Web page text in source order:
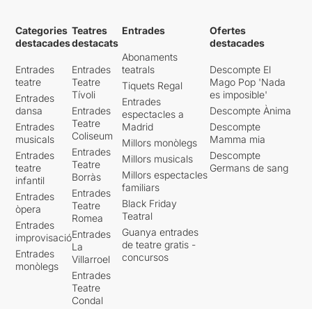
Categories
destacades
Entrades
teatre
Entrades
dansa
Entrades
musicals
Entrades
teatre
infantil
Entrades
òpera
Entrades
improvisació
Entrades
monòlegs
Teatres
destacats
Entrades
Teatre
Tívoli
Entrades
Teatre
Coliseum
Entrades
Teatre
Borràs
Entrades
Teatre
Romea
Entrades
La
Villarroel
Entrades
Teatre
Condal
Entrades
Abonaments
teatrals
Tiquets Regal
Entrades
espectacles a
Madrid
Millors monòlegs
Millors musicals
Millors espectacles
familiars
Black Friday
Teatral
Guanya entrades
de teatre gratis -
concursos
Ofertes
destacades
Descompte El
Mago Pop 'Nada
es imposible'
Descompte Ànima
Descompte
Mamma mia
Descompte
Germans de sang